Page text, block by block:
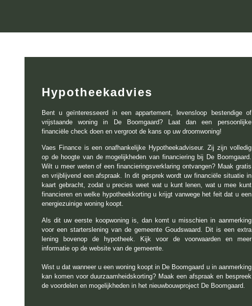
Hypotheekadvies
Bent u geïnteresseerd in een appartement, levensloop bestendige of
vrijstaande woning in De Boomgaard? Laat dan een persoonlijke
financiële check doen en vergroot de kans op uw droomwoning!
Vaes Finance is een onafhankelijke Hypotheekadviseur. Zij zijn volledig
op de hoogte van de mogelijkheden van financiering bij De Boomgaard.
Wilt u meer weten of een financieringsverklaring ontvangen? Maak gratis
en vrijblijvend een afspraak. In dit gesprek wordt uw financiële situatie in
kaart gebracht, zodat u precies weet wat u kunt lenen, wat u mee kunt
financieren en welke hypotheekkorting u krijgt vanwege het feit dat u een
energiezuinige woning koopt.
Als dit uw eerste koopwoning is, dan komt u misschien in aanmerking
voor een starterslening van de gemeente Goudswaard. Dit is een extra
lening bovenop de hypotheek. Kijk voor de voorwaarden en meer
informatie op de website van de gemeente.
Wist u dat wanneer u een woning koopt in De Boomgaard u in aanmerking
kan komen voor duurzaamheidskorting? Maak een afspraak en bespreek
de voordelen en mogelijkheden in het nieuwbouwproject De Boomgaard.